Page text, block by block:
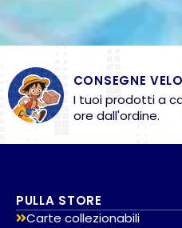
CONSEGNE
I tuoi prodotti a
ore dall'ordine.
PULLA STORE
Carte collezionabili